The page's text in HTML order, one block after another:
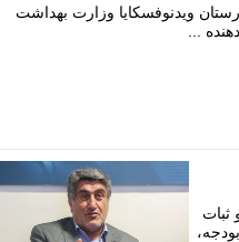
ویدنوفسکایا وزارت بهداشت
ثبات